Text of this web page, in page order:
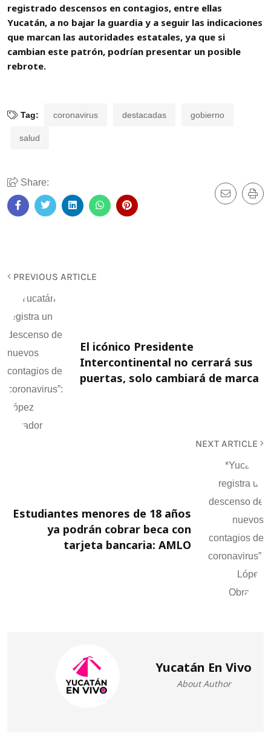
registrado descensos en contagios, entre ellas
Yucatán, a no bajar la guardia y a seguir las indicaciones
que marcan las autoridades estatales, ya que si
cambian este patrón, podrían presentar un posible
rebrote.
Tag: coronavirus destacadas gobierno
salud
Share:
PREVIOUS ARTICLE
El icónico Presidente
Intercontinental no cerrará sus
puertas, solo cambiará de marca
NEXT ARTICLE
Estudiantes menores de 18 años
ya podrán cobrar beca con
tarjeta bancaria: AMLO
Yucatán En Vivo
About Author